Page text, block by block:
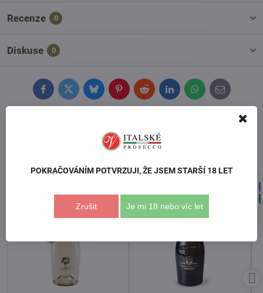
Recenze 0
Diskuse 0
FacebookTwitterBlueskyPinterestRedditLinkedInWhatsApp
E-
mail
Podobné produkty
POKRAČOVÁNÍM POTVRZUJI, ŽE JSEM STARŠÍ 18 LET
Zrušit Je mi 18 nebo víc let